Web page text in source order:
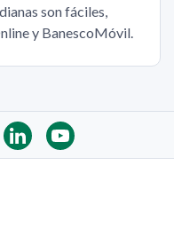
son fáciles,
y BanescoMóvil.